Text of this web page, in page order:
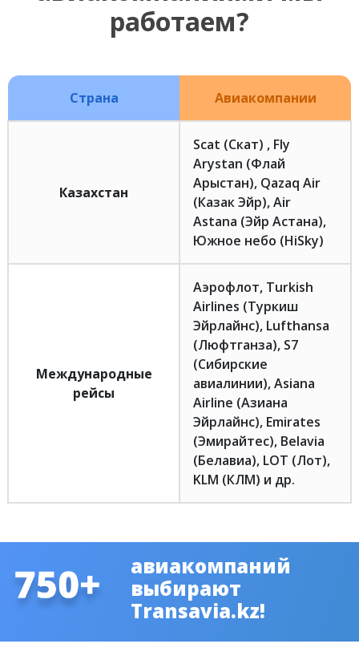
работаем?
Страна Авиакомпании
Казахстан
Scat (Скат) , Fly
Arystan (Флай
Арыстан), Qazaq Air
(Казак Эйр), Air
Astana (Эйр Астана),
Южное небо (HiSky)
Международные
рейсы
Аэрофлот, Turkish
Airlines (Туркиш
Эйрлайнс), Lufthansa
(Люфтганза), S7
(Сибирские
авиалинии), Asiana
Airline (Азиана
Эйрлайнс), Emirates
(Эмирайтес), Belavia
(Белавиа), LOT (Лот),
KLM (КЛМ) и др.
авиакомпаний
выбирают
Transavia.kz!